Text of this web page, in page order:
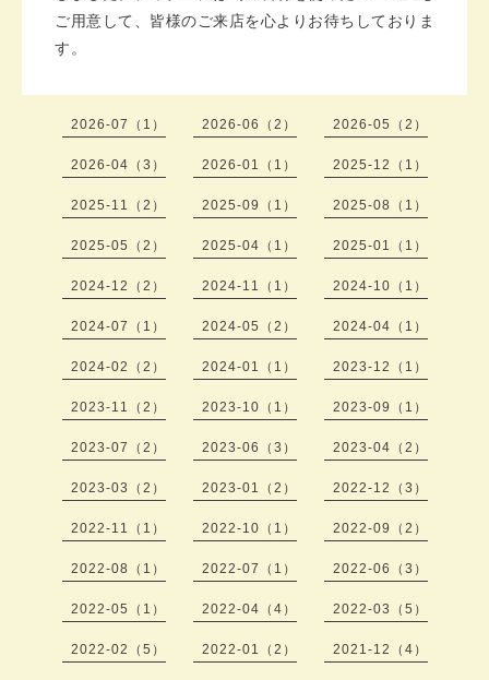
ご用意して、皆様のご来店を心よりお待ちしておりま
す。
2026-07（1） 2026-06（2） 2026-05（2）
2026-04（3） 2026-01（1） 2025-12（1）
2025-11（2） 2025-09（1） 2025-08（1）
2025-05（2） 2025-04（1） 2025-01（1）
2024-12（2） 2024-11（1） 2024-10（1）
2024-07（1） 2024-05（2） 2024-04（1）
2024-02（2） 2024-01（1） 2023-12（1）
2023-11（2） 2023-10（1） 2023-09（1）
2023-07（2） 2023-06（3） 2023-04（2）
2023-03（2） 2023-01（2） 2022-12（3）
2022-11（1） 2022-10（1） 2022-09（2）
2022-08（1） 2022-07（1） 2022-06（3）
2022-05（1） 2022-04（4） 2022-03（5）
2022-02（5） 2022-01（2） 2021-12（4）